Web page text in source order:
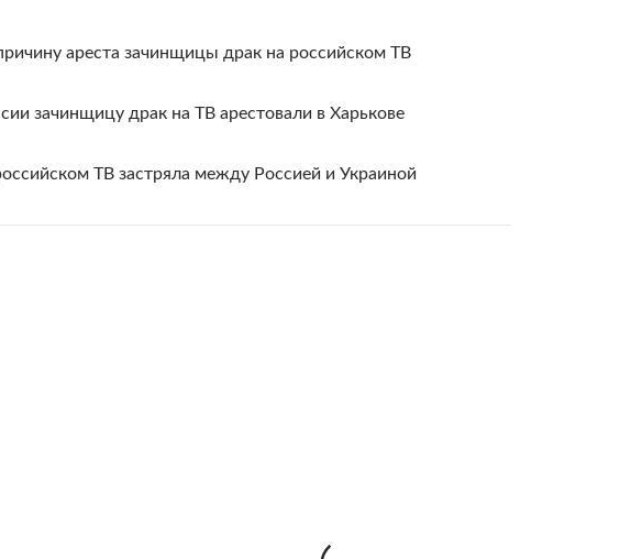
ареста зачинщицы драк на российском ТВ
зачинщицу драк на ТВ арестовали в Харькове
ТВ застряла между Россией и Украиной